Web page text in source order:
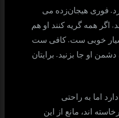
. فوری هیجان‌زده می
. اگر همه گریه کنند او هم
خوبی ست. کافی ست
او جا بزنید. برایتان
اما به راحتی
اند، مانع از این